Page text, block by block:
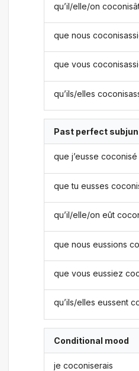
qu’il/elle/on
que nous
que vous
qu’ils/elles
Past perfect
que j’eusse coconisé
que tu eusses
qu’il/elle/on eût
que nous eussions
que vous eussiez
qu’ils/elles eussent
Conditional mood
je coconiserais